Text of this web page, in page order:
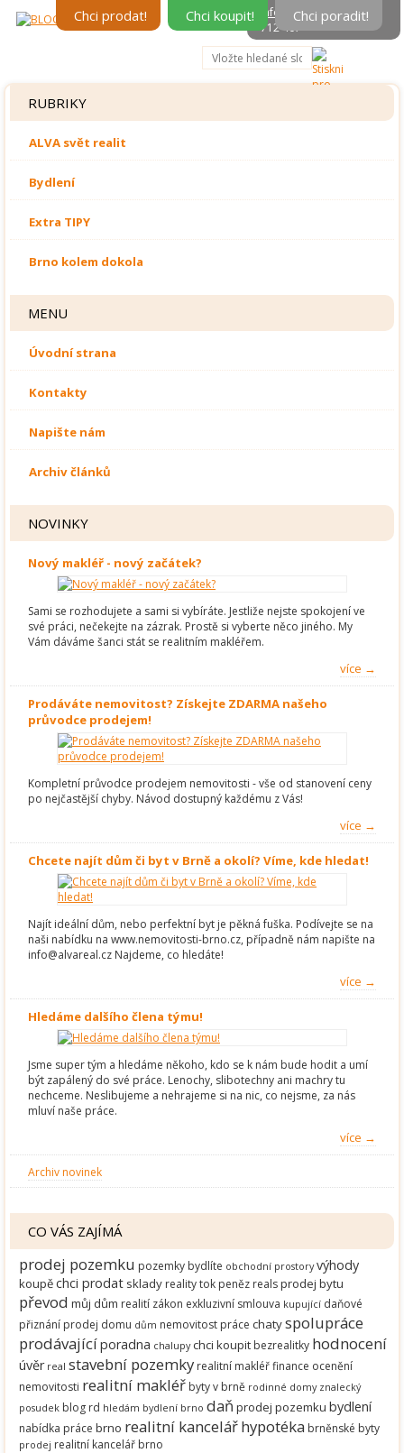
info@alvareal.cz, 602
712 407
Chci prodat! Chci koupit! Chci poradit!
RUBRIKY
ALVA svět realit
Bydlení
Extra TIPY
Brno kolem dokola
MENU
Úvodní strana
Kontakty
Napište nám
Archiv článků
NOVINKY
Nový makléř - nový začátek?
Sami se rozhodujete a sami si vybíráte. Jestliže nejste spokojení ve
své práci, nečekejte na zázrak. Prostě si vyberte něco jiného. My
Vám dáváme šanci stát se realitním makléřem.
více →
Prodáváte nemovitost? Získejte ZDARMA našeho
průvodce prodejem!
Kompletní průvodce prodejem nemovitosti - vše od stanovení ceny
po nejčastější chyby. Návod dostupný každému z Vás!
více →
Chcete najít dům či byt v Brně a okolí? Víme, kde hledat!
Najít ideální dům, nebo perfektní byt je pěkná fuška. Podívejte se na
naši nabídku na www.nemovitosti-brno.cz, případně nám napište na
info@alvareal.cz Najdeme, co hledáte!
více →
Hledáme dalšího člena týmu!
Jsme super tým a hledáme někoho, kdo se k nám bude hodit a umí
být zapálený do své práce. Lenochy, slibotechny ani machry tu
nechceme. Neslibujeme a nehrajeme si na nic, co nejsme, za nás
mluví naše práce.
více →
Archiv novinek
CO VÁS ZAJÍMÁ
prodej pozemku pozemky bydlíte obchodní prostory výhody
koupěchci prodat sklady reality tok peněz reals prodej bytu
převod můj dům realití zákon exkluzivní smlouva kupující daňové
přiznání prodej domu dům nemovitost práce chatyspolupráce
prodávajícíporadna chalupy chci koupit bezrealitky hodnocení
úvěr real stavební pozemky realitní makléř finance ocenění
nemovitosti realitní makléř byty v brně rodinné domy znalecký
posudek blog rd hledám bydlení brno daň prodej pozemku bydlení
nabídka práce brno realitní kancelářhypotéka brněnské byty
prodej realitní kancelář brno